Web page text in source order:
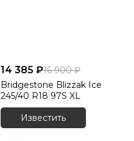
14 385 ₽16 900 ₽
Bridgestone Blizzak Ice
245/40 R18 97S XL
Известить